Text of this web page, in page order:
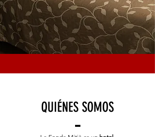
QUIÉNES SOMOS